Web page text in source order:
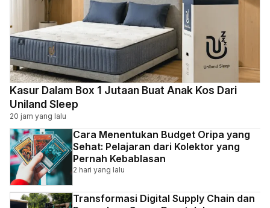
Kasur Dalam Box 1 Jutaan Buat Anak Kos Dari
Uniland Sleep
20 jam yang lalu
Cara Menentukan Budget Oripa yang
Sehat: Pelajaran dari Kolektor yang
Pernah Kebablasan
2 hari yang lalu
Transformasi Digital Supply Chain dan